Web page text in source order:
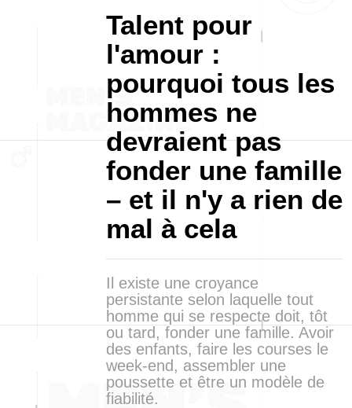
Talent pour
l'amour :
pourquoi tous les
hommes ne
devraient pas
fonder une famille
– et il n'y a rien de
mal à cela
Il existe une croyance
persistante selon laquelle tout
homme qui se respecte doit, tôt
ou tard, fonder une famille. Avoir
des enfants, faire les courses le
week-end, assembler une
poussette et être un modèle de
fiabilité.